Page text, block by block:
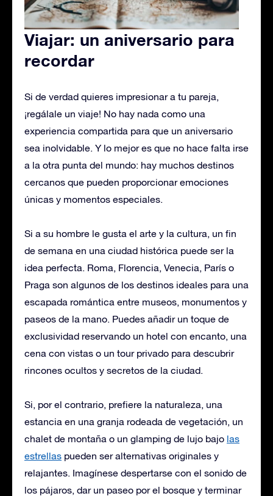
Viajar: un aniversario para
recordar
Si de verdad quieres impresionar a tu pareja,
¡regálale un viaje! No hay nada como una
experiencia compartida para que un aniversario
sea inolvidable. Y lo mejor es que no hace falta irse
a la otra punta del mundo: hay muchos destinos
cercanos que pueden proporcionar emociones
únicas y momentos especiales.
Si a su hombre le gusta el arte y la cultura, un fin
de semana en una ciudad histórica puede ser la
idea perfecta. Roma, Florencia, Venecia, París o
Praga son algunos de los destinos ideales para una
escapada romántica entre museos, monumentos y
paseos de la mano. Puedes añadir un toque de
exclusividad reservando un hotel con encanto, una
cena con vistas o un tour privado para descubrir
rincones ocultos y secretos de la ciudad.
Si, por el contrario, prefiere la naturaleza, una
estancia en una granja rodeada de vegetación, un
chalet de montaña o un glamping de lujo bajo las
estrellas pueden ser alternativas originales y
relajantes. Imagínese despertarse con el sonido de
los pájaros, dar un paseo por el bosque y terminar